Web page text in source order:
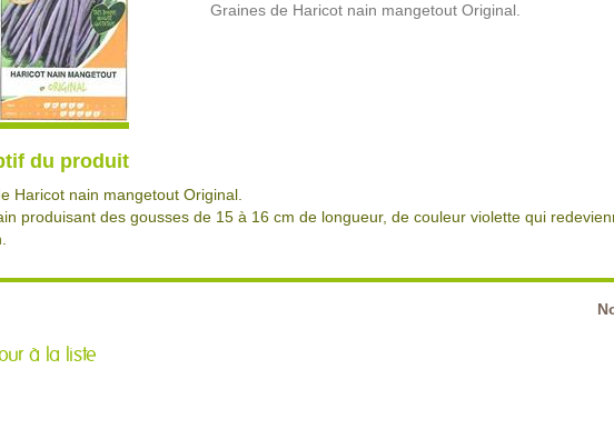
Graines de Haricot nain mangetout Original.
du produit
Haricot nain mangetout Original.
produisant des gousses de 15 à 16 cm de longueur, de couleur violette qui
à la liste